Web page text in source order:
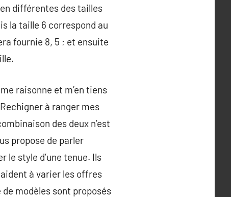
différentes des tailles
la taille 6 correspond au
fournie 8, 5 ; et ensuite
raisonne et m’en tiens
à ranger mes
des deux n’est
propose de parler
le style d’une tenue. Ils
à varier les offres
modèles sont proposés